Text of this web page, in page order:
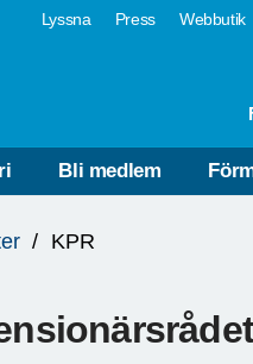
Lyssna Press Webbutik
Bli medlem
KPR